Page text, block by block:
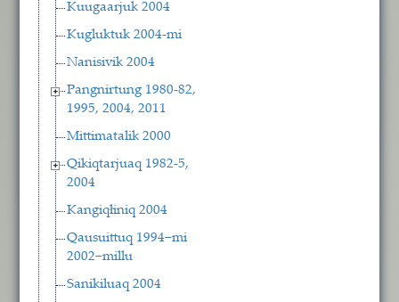
Kuugaarjuk 2004
Kugluktuk 2004-mi
Nanisivik 2004
Pangnirtung 1980-82,
1995, 2004, 2011
Mittimatalik 2000
Qikiqtarjuaq 1982-5,
2004
Kangiqłiniq 2004
Qausuittuq 1994−mi
2002−millu
Sanikiluaq 2004